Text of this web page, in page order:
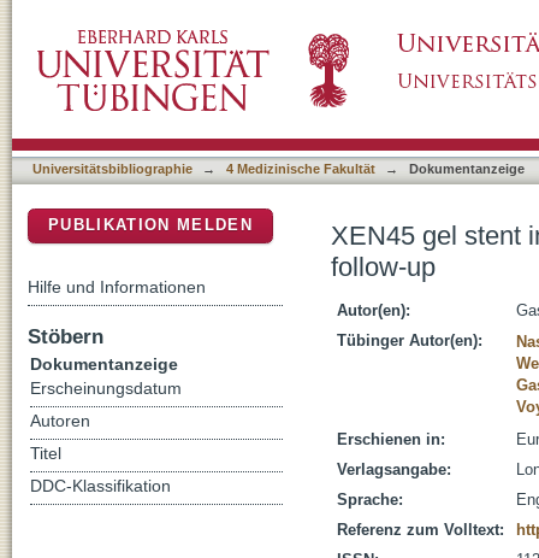
Universitätsbibliographie → 4 Medizinische Fakultät → Dokumentanzeige
XEN45 gel stent
follow-up
Autor(en):
Tübinger Autor(en):
Erschienen in:
Verlagsangabe:
Sprache:
Referenz zum Volltext:
PUBLIKATION MELDEN
Hilfe und Informationen
Stöbern
Dokumentanzeige
Erscheinungsdatum
Autoren
Titel
DDC-Klassifikation